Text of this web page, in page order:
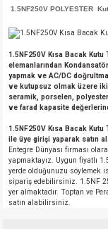
1.5NF250V POLYESTER
1.5NF250V Kısa Bacak
elemanlarından
yapmak ve AC/DC
ve kutupsuz olmak üzere iki
seramik, porselen,
ve farad kapasite
1.5NF250V Kısa Bacak
ile üye girişi yaparak satın
Entegre Dünyası firması
yapmaktayız. Uygun fiyatlı
yerde olduğunuzu söylemek
sipariş edebilirsiniz. 1.5NF
yer almaktadır. Toptan ve
satın alabilirsiniz.